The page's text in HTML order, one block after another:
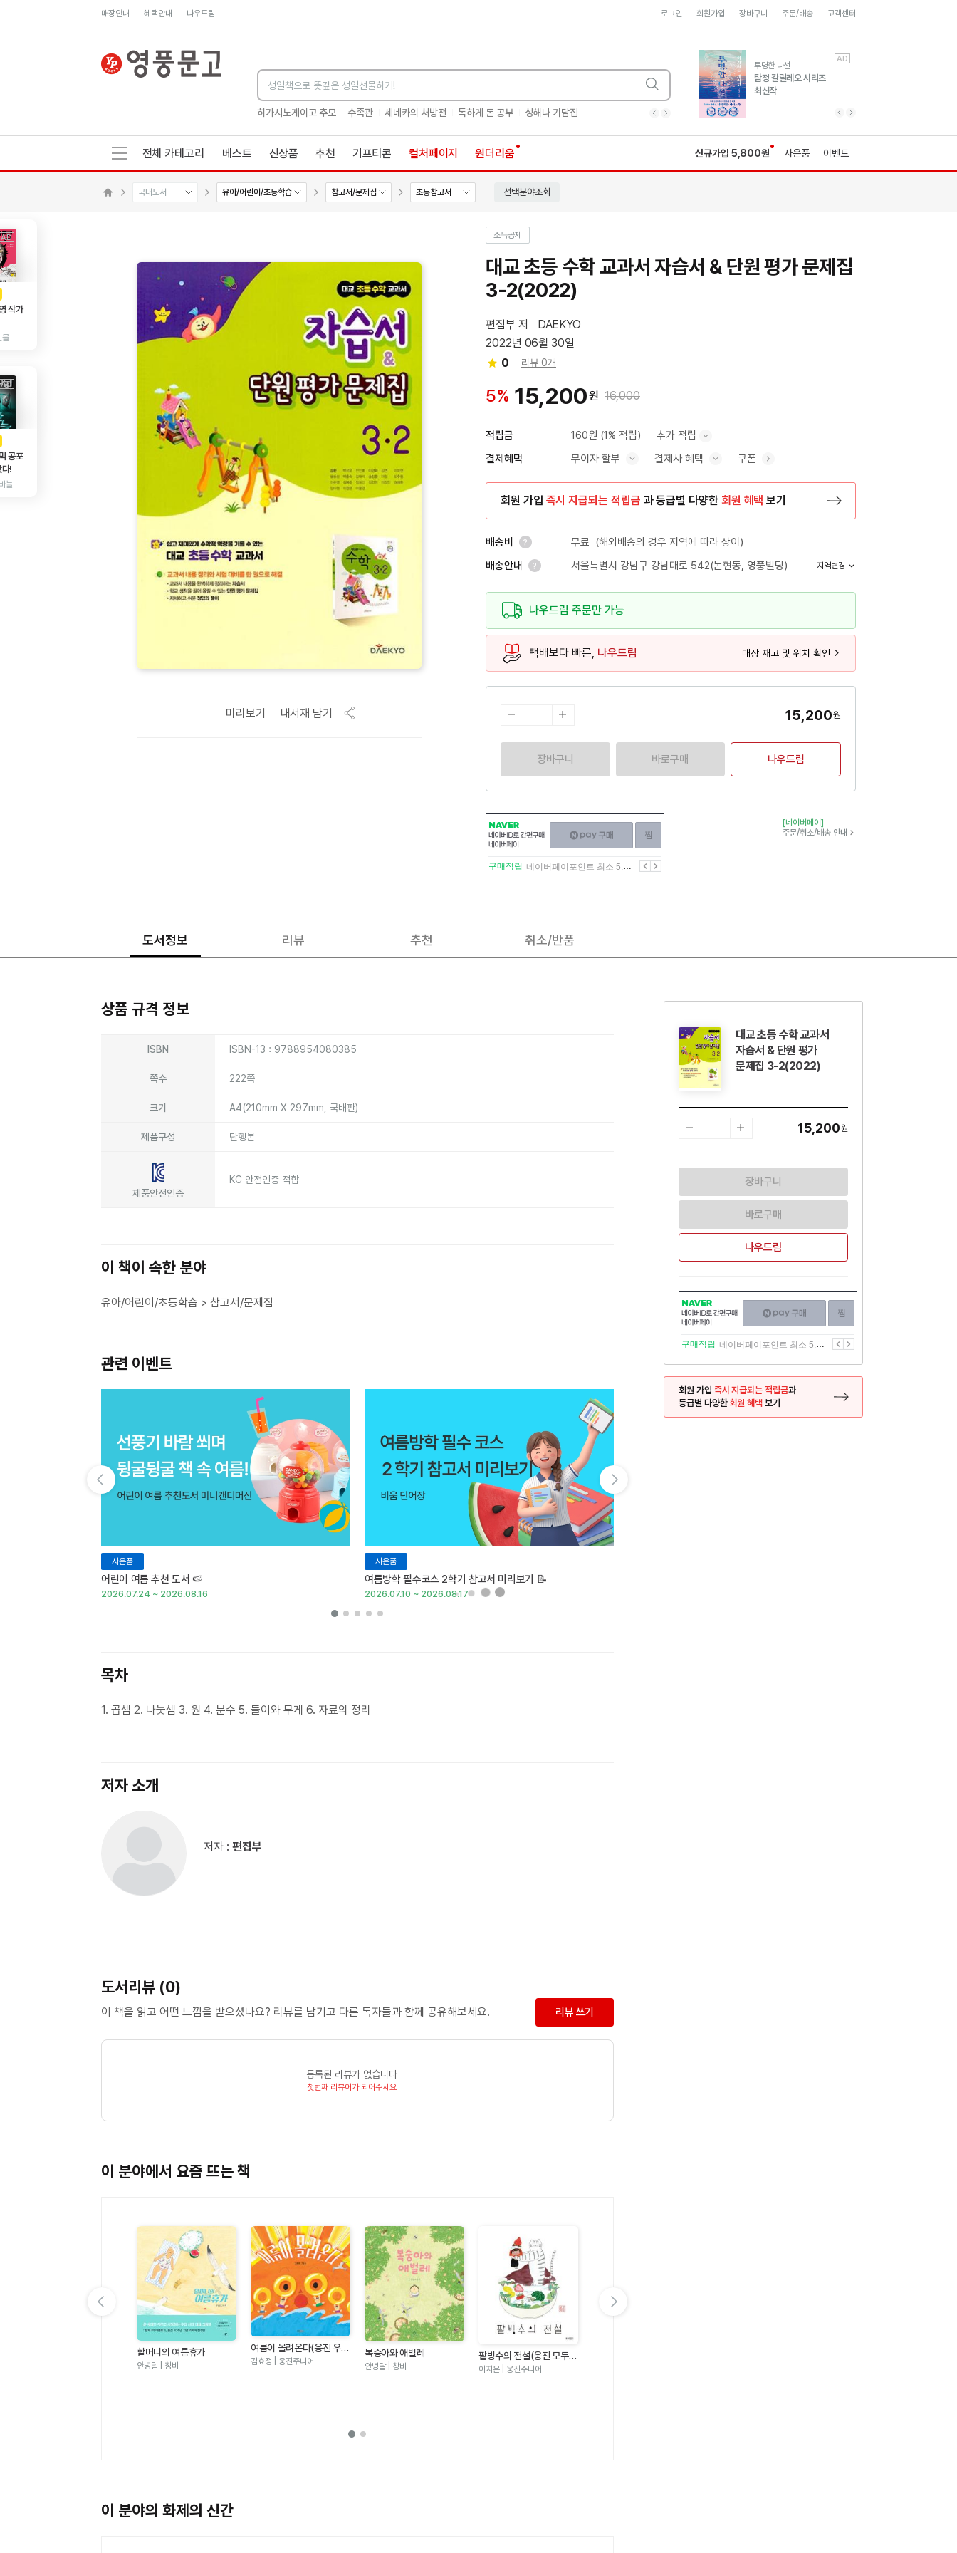
매장안내 혜택안내 나우드림 로그인 회원가입 장바구니 주문/배송 고객센터
히가시노게이고 추모 수족관 세네카의 처방전 독하게 돈 공부 성해나 기담집 히가시노게이고 추모 수족관 독하게 돈 공부
유럽 도시 기행3
풍성한 서사와 인문학적
통찰!
AD
투명한 나선
탐정 갈릴레오 시리즈
최신작
AD
전체 카테고리 베스트 신상품 추천 기프티콘 컬처페이지 원더리움 신규가입 5,800원 사은품 이벤트
국내도서 유아/어린이/초등학습 참고서/문제집 초등참고서 선택분야조회
AD
작가
물
AD
공포
다!
늘
미리보기 내서재 담기
소득공제
대교 초등 수학 교과서 자습서 & 단원 평가 문제집
3-2(2022)
편집부 저
DAEKYO
2022년 06월 30일
0
리뷰 0개
5% 15,200원 16,000
적립금 160원 (1% 적립) 추가 적립
결제혜택 무이자 할부 결제사 혜택 쿠폰
회원 가입 즉시 지급되는 적립금 과 등급별 다양한 회원 혜택 보기
배송비 무료 (해외배송의 경우 지역에 따라 상이)
배송안내
서울특별시 강남구 강남대로 542(논현동, 영풍빌딩) 지역변경
나우드림 주문만 가능
택배보다 빠른, 나우드림 매장 재고 및 위치 확인
15,200원
장바구니 바로구매 나우드림
NAVER
네이버
ID로
간편구매
네이버페이
구매하기
이전
구매적립 네이버페이포인트 최소 5.5% 적립 다음
[네이버페이]
주문/취소/배송 안내
도서정보 리뷰 추천 취소/반품
상품 규격 정보
ISBN ISBN-13 : 9788954080385
쪽수 222쪽
크기 A4(210mm X 297mm, 국배판)
제품구성 단행본
제품안전인증
KC 안전인증 적합
이 책이 속한 분야
유아/어린이/초등학습 > 참고서/문제집
관련 이벤트
사은품
어린이 여름 추천 도서 🍉
2026.07.24 ~ 2026.08.16
사은품
여름방학 필수코스 2학기 참고서 미리보기 📝
2026.07.10 ~ 2026.08.17
목차
1. 곱셈 2. 나눗셈 3. 원 4. 분수 5. 들이와 무게 6. 자료의 정리
저자 소개
저자 : 편집부
도서리뷰 (0)
이 책을 읽고 어떤 느낌을 받으셨나요? 리뷰를 남기고 다른 독자들과 함께 공유해보세요. 리뷰 쓰기
등록된 리뷰가 없습니다
첫번째 리뷰어가 되어주세요
이 분야에서 요즘 뜨는 책
할머니의 여름휴가
안녕달 | 창비
여름이 몰려온다(웅진 우리
그림책 123)
김효정 | 웅진주니어
복숭아와 애벌레
안녕달 | 창비
팥빙수의 전설(웅진 모두의
그림책 21)
이지은 | 웅진주니어
이 분야의 화제의 신간
대교 초등 수학 교과서
자습서 & 단원 평가
문제집 3-2(2022)
15,200원
장바구니
바로구매
나우드림
NAVER
네이버
ID로
간편구매
네이버페이
구매하기
이전
구매적립 네이버페이포인트 최소 5.5% 적립 다음
회원 가입 즉시 지급되는 적립금과
등급별 다양한회원 혜택 보기